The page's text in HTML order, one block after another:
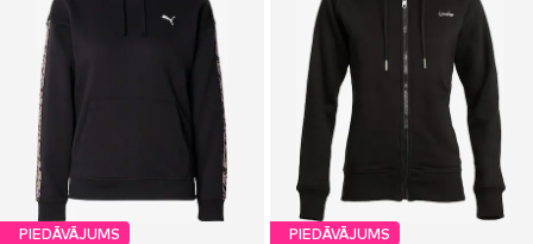
PIEDĀVĀJUMS PIEDĀVĀJUMS